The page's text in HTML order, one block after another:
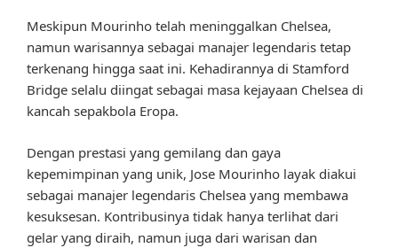
Meskipun Mourinho telah meninggalkan Chelsea,
namun warisannya sebagai manajer legendaris tetap
terkenang hingga saat ini. Kehadirannya di Stamford
Bridge selalu diingat sebagai masa kejayaan Chelsea di
kancah sepakbola Eropa.
Dengan prestasi yang gemilang dan gaya
kepemimpinan yang unik, Jose Mourinho layak diakui
sebagai manajer legendaris Chelsea yang membawa
kesuksesan. Kontribusinya tidak hanya terlihat dari
gelar yang diraih, namun juga dari warisan dan